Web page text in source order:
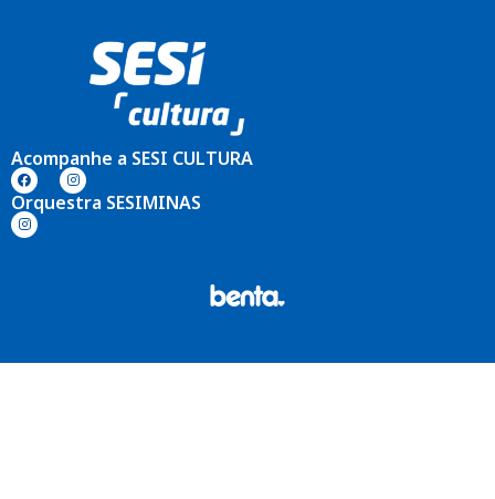
Acompanhe a SESI CULTURA
Orquestra SESIMINAS